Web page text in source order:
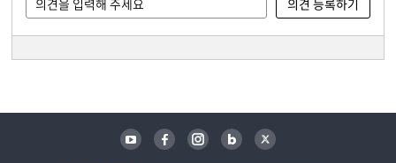
유튜브 페이스북 인스타그램 블로그 트위터